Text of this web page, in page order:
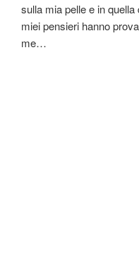
sulla mia pelle e in
miei pensieri hanno
me…